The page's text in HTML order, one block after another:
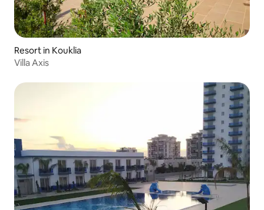
Resort in Kouklia
Villa Axis